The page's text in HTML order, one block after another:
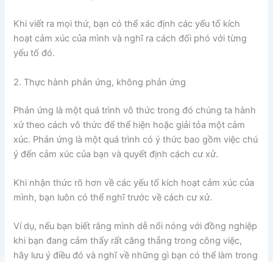
Khi viết ra mọi thứ, bạn có thể xác định các yếu tố kích
hoạt cảm xúc của mình và nghĩ ra cách đối phó với từng
yếu tố đó.
2. Thực hành phản ứng, không phản ứng
Phản ứng là một quá trình vô thức trong đó chúng ta hành
xử theo cách vô thức để thể hiện hoặc giải tỏa một cảm
xúc. Phản ứng là một quá trình có ý thức bao gồm việc chú
ý đến cảm xúc của bạn và quyết định cách cư xử.
Khi nhận thức rõ hơn về các yếu tố kích hoạt cảm xúc của
mình, bạn luôn có thể nghĩ trước về cách cư xử.
Ví dụ, nếu bạn biết rằng mình dễ nổi nóng với đồng nghiệp
khi bạn đang cảm thấy rất căng thẳng trong công việc,
hãy lưu ý điều đó và nghĩ về những gì bạn có thể làm trong